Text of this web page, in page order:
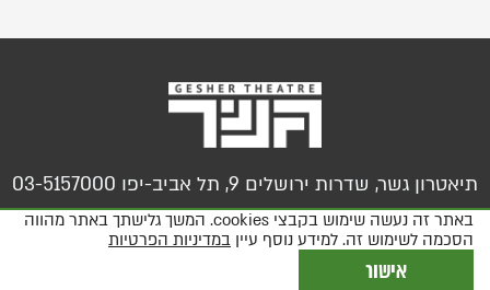
תיאטרון גשר, שדרות ירושלים 9, תל אביב-יפו 03-5157000
צור קשר מידע על נגישות מפת האתר מדיניות פרטיות, תקנון ותנאי שימוש
באתר זה נעשה שימוש בקבצי cookies. המשך גלישתך באתר מהווה
הסכמה לשימוש זה. למידע נוסף עיין במדיניות הפרטיות
אישור